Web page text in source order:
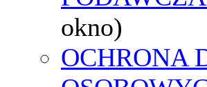
okno)
OCHRONA